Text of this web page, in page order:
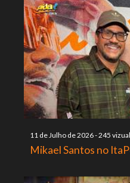
11 de Julho de 2026-245
Mikael Santos no